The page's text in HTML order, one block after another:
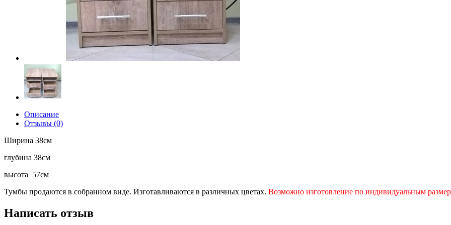
Описание
Отзывы (0)
Ширина 38см
глубина 38см
высота 57см
Тумбы продаются в собранном виде. Изготавливаются в различных цветах. Возможно изготовление по индивидуальным
Написать отзыв